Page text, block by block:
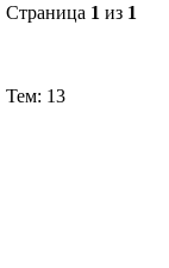
Страница 1 из 1
Тем: 13